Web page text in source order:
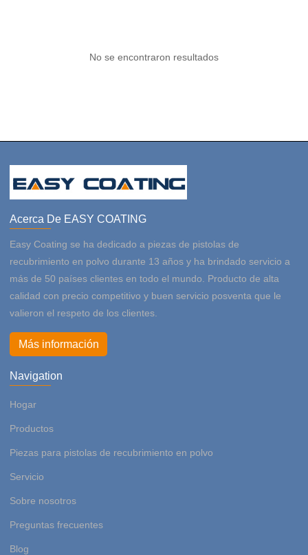
No se encontraron resultados
Acerca De EASY COATING
Easy Coating se ha dedicado a piezas de pistolas de
recubrimiento en polvo durante 13 años y ha brindado servicio a
más de 50 países clientes en todo el mundo. Producto de alta
calidad con precio competitivo y buen servicio posventa que le
valieron el respeto de los clientes.
Más información
Navigation
Hogar
Productos
Piezas para pistolas de recubrimiento en polvo
Servicio
Sobre nosotros
Preguntas frecuentes
Blog